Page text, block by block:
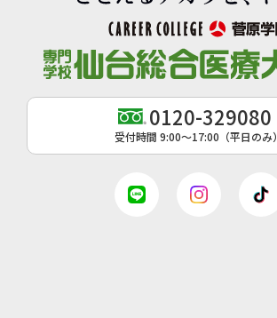
0120-329080
受付時間 9:00〜17:00（平日のみ）